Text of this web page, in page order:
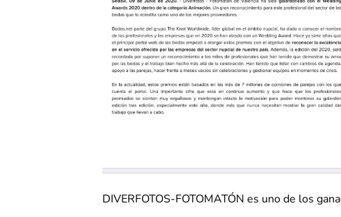
DIVERFOTOS-FOTOMATÓN es uno de los